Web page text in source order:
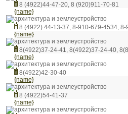
8 (4922)44-47-20, 8 (920)911-70-81
{name}
архитектура и землеустройство
8 (4922) 44-13-37, 8-910-679-4534,
{name}
архитектура и землеустройство
8(4922)37-24-41, 8(4922)37-24-40,
{name}
архитектура и землеустройство
8(4922)42-30-40
{name}
архитектура и землеустройство
8 (4922)54-41-37
{name}
архитектура и землеустройство